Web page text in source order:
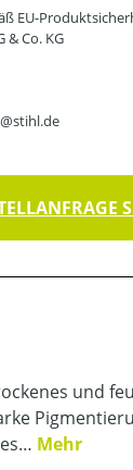
EU-
& Co. KG
und
Mehr